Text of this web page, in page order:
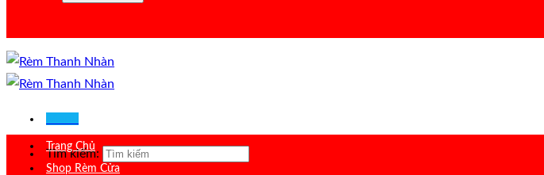
Tìm kiếm:
Trang Chủ
Shop Rèm Cửa